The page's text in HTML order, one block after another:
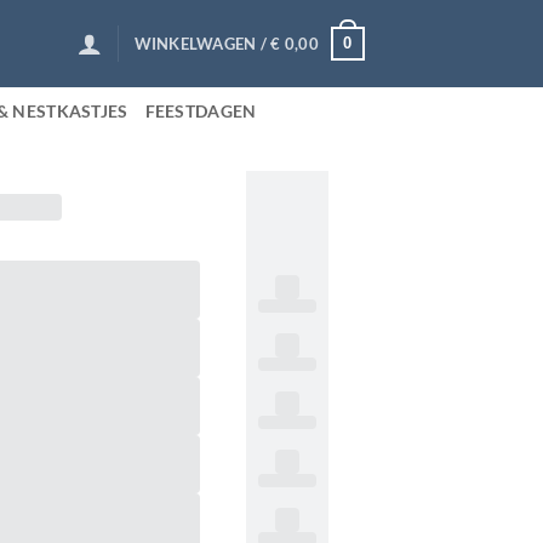
WINKELWAGEN /€ 0,00 0
NESTKASTJES FEESTDAGEN